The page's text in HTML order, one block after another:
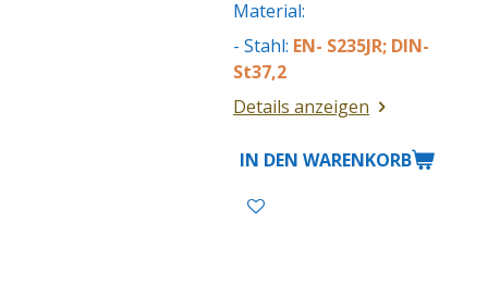
Material:
- Stahl: EN- S235JR; DIN-
St37,2
Details anzeigen
IN DEN WARENKORB